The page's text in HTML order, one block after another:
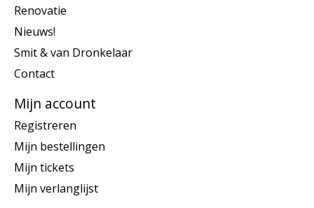
Renovatie
Nieuws!
Smit & van Dronkelaar
Contact
Mijn account
Registreren
Mijn bestellingen
Mijn tickets
Mijn verlanglijst